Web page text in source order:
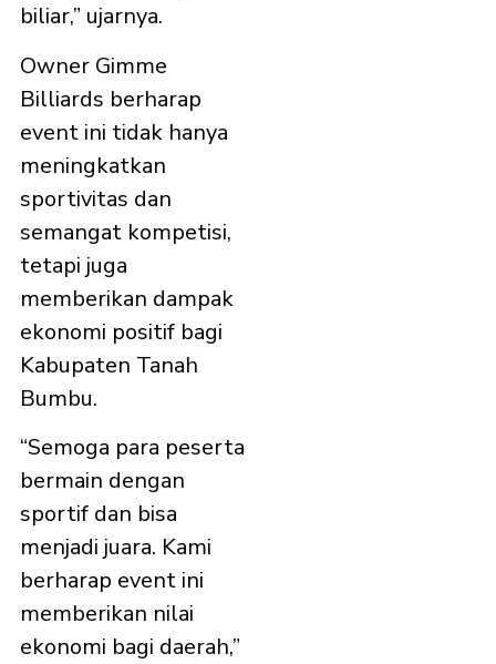
biliar,” ujarnya.
Owner Gimme
Billiards berharap
event ini tidak hanya
meningkatkan
sportivitas dan
semangat kompetisi,
tetapi juga
memberikan dampak
ekonomi positif bagi
Kabupaten Tanah
Bumbu.
“Semoga para peserta
bermain dengan
sportif dan bisa
menjadi juara. Kami
berharap event ini
memberikan nilai
ekonomi bagi daerah,”